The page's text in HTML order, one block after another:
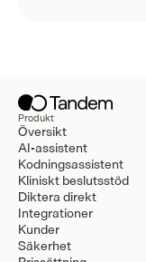
Produkt
Översikt
AI-assistent
Kodningsassistent
Kliniskt beslutsstöd
Diktera direkt
Integrationer
Kunder
Säkerhet